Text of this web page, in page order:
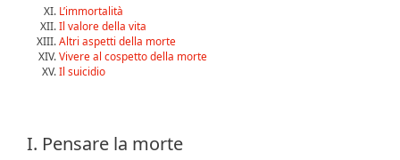
L’immortalità
Il valore della vita
Altri aspetti della morte
Vivere al cospetto della morte
Il suicidio
I. Pensare la morte